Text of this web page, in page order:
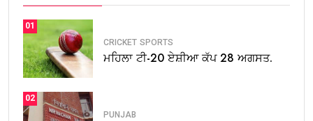
01
CRICKET SPORTS
ਮਹਿਲਾ ਟੀ-20 ਏਸ਼ੀਆ ਕੱਪ 28 ਅਗਸਤ.
02
PUNJAB